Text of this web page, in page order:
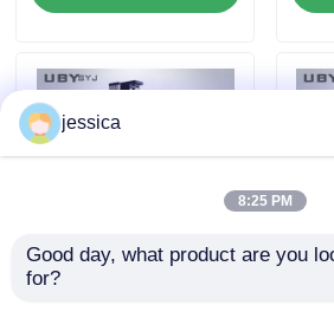
precisión para
resistencia a la
tracción
jessica
8:25 PM
Good day, what product are you
for?